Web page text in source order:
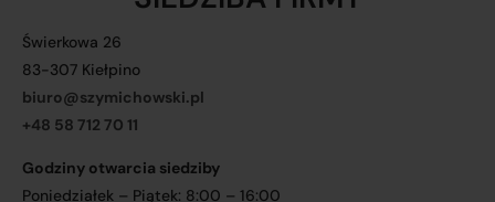
Świerkowa 26
83-307 Kiełpino
biuro@szymichowski.pl
+48 58 712 70 11
Godziny otwarcia siedziby
Poniedziałek – Piątek: 8:00 – 16:00